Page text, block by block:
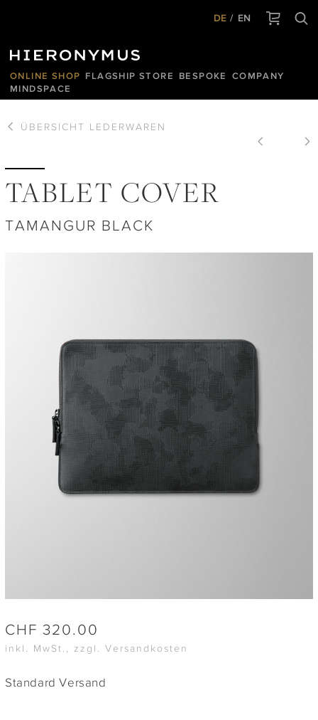
DE EN
ONLINE SHOP FLAGSHIP STORE BESPOKE
COMPANY
MINDSPACE
ÜBERSICHT LEDERWAREN
TABLET COVER
TAMANGUR BLACK
CHF 320.00
inkl. MwSt., zzgl. Versandkosten
Standard Versand